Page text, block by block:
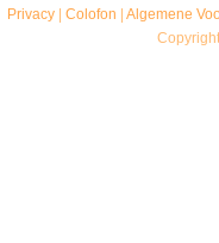
Privacy |Colofon |Algemene